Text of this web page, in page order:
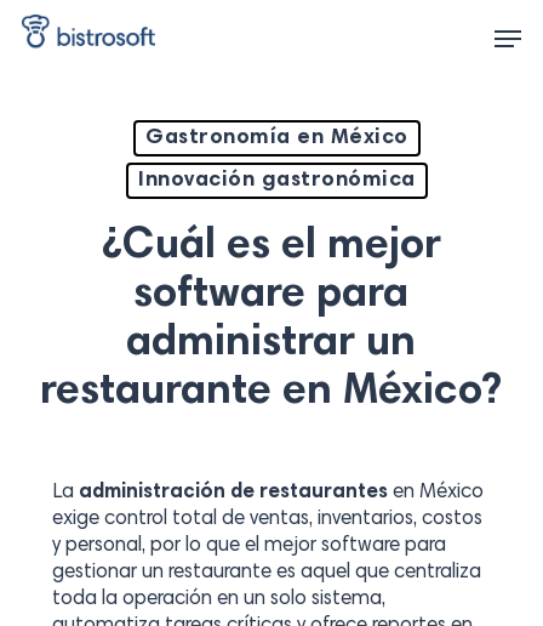
Skip
Gastronomía en México
Innovación gastronómica
¿Cuál es el mejor
software para
administrar un
restaurante en México?
La administración de restaurantesen México
exige control total de ventas, inventarios, costos
y personal, por lo que el mejor software para
gestionar un restaurante es aquel que centraliza
toda la operación en un solo sistema,